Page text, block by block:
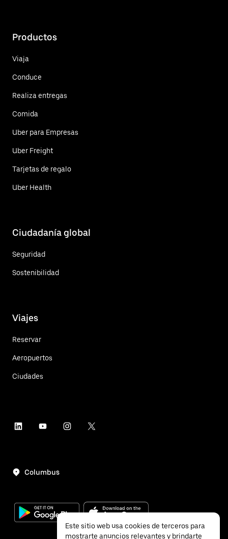
Productos
Viaja
Conduce
Realiza entregas
Comida
Uber para Empresas
Uber Freight
Tarjetas de regalo
Uber Health
Ciudadanía global
Seguridad
Sostenibilidad
Viajes
Reservar
Aeropuertos
Ciudades
Columbus
Este sitio web usa cookies de terceros para
mostrarte anuncios relevantes y brindarte